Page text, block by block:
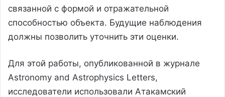
связанной с формой и отражательной
способностью объекта. Будущие наблюдения
должны позволить уточнить эти оценки.
Для этой работы, опубликованной в журнале
Astronomy and Astrophysics Letters,
исследователи использовали Атакамский